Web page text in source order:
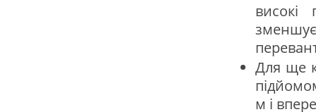
високі
Для ще
м і